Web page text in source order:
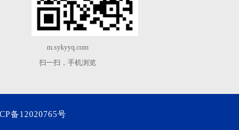
m.sykyyq.com
扫一扫，手机浏览
备12020765号